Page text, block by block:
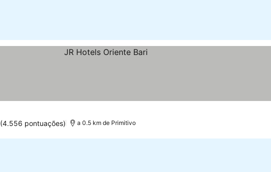
(4.556 pontuações) a 0.5 km de Primitivo